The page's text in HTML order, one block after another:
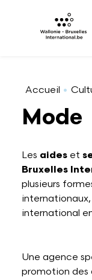
Skip to main
Accueil
Mode
Les aides et
Bruxelles
plusieurs
international
Une agence
promotion des
Coopération
Jeunesse
Francophonie
Culture
Architecture
Audiovisuel
Danse
Design
Emploi
Formation
Stage
Bourses
Partenaires
Stage dans
Relations
Pouvoirs de
Organigramme
Offres
Logo WBI
Rapports